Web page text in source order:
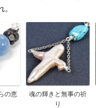
の恵
魂の輝きと無事の祈
り